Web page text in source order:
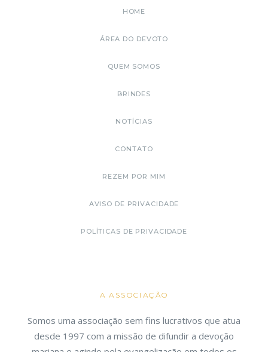
HOME
ÁREA DO DEVOTO
QUEM SOMOS
BRINDES
NOTÍCIAS
CONTATO
REZEM POR MIM
AVISO DE PRIVACIDADE
POLÍTICAS DE PRIVACIDADE
A ASSOCIAÇÃO
Somos uma associação sem fins lucrativos que atua
desde 1997 com a missão de difundir a devoção